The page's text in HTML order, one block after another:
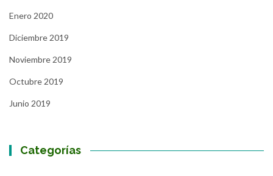
Enero 2020
Diciembre 2019
Noviembre 2019
Octubre 2019
Junio 2019
Categorías